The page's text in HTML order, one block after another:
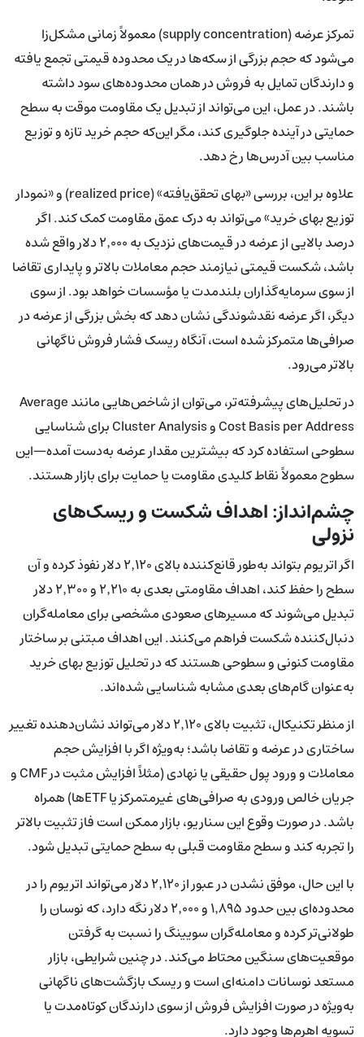
تمرکز عرضه (supply concentration) معمولاً زمانی مشکل‌زا
می‌شود که حجم بزرگی از سکه‌ها در یک محدوده قیمتی تجمع یافته
و دارندگان تمایل به فروش در همان محدوده‌های سود داشته
باشند. در عمل، این می‌تواند از تبدیل یک مقاومت موقت به سطح
حمایتی در آینده جلوگیری کند، مگر این‌که حجم خرید تازه و توزیع
مناسب بین آدرس‌ها رخ دهد.
علاوه بر این، بررسی «بهای تحقق‌یافته» (realized price) و «نمودار
توزیع بهای خرید» می‌تواند به درک عمق مقاومت کمک کند. اگر
درصد بالایی از عرضه در قیمت‌های نزدیک به ۲٬۰۰۰ دلار واقع شده
باشد، شکست قیمتی نیازمند حجم معاملات بالاتر و پایداری تقاضا
از سوی سرمایه‌گذاران بلندمدت یا مؤسسات خواهد بود. از سوی
دیگر، اگر عرضه نقدشوندگی نشان دهد که بخش بزرگی از عرضه در
صرافی‌ها متمرکز شده است، آنگاه ریسک فشار فروش ناگهانی
بالاتر می‌رود.
در تحلیل‌های پیشرفته‌تر، می‌توان از شاخص‌هایی مانند Average
Cost Basis per Address و Cluster Analysis برای شناسایی
سطوحی استفاده کرد که بیشترین مقدار عرضه به‌دست آمده—این
سطوح معمولاً نقاط کلیدی مقاومت یا حمایت برای بازار هستند.
چشم‌انداز: اهداف شکست و ریسک‌های
نزولی
اگر اتریوم بتواند به‌طور قانع‌کننده بالای ۲٬۱۲۰ دلار نفوذ کرده و آن
سطح را حفظ کند، اهداف مقاومتی بعدی به ۲٬۲۱۰ و ۲٬۳۰۰ دلار
تبدیل می‌شوند که مسیرهای صعودی مشخصی برای معامله‌گران
دنبال‌کننده شکست فراهم می‌کنند. این اهداف مبتنی بر ساختار
مقاومت کنونی و سطوحی هستند که در تحلیل توزیع بهای خرید
به‌عنوان گام‌های بعدی مشابه شناسایی شده‌اند.
از منظر تکنیکال، تثبیت بالای ۲٬۱۲۰ دلار می‌تواند نشان‌دهنده تغییر
ساختاری در عرضه و تقاضا باشد؛ به‌ویژه اگر با افزایش حجم
معاملات و ورود پول حقیقی یا نهادی (مثلاً افزایش مثبت در CMF و
جریان خالص ورودی به صرافی‌های غیرمتمرکز یا ETFها) همراه
باشد. در صورت وقوع این سناریو، بازار ممکن است فاز تثبیت بالاتر
را تجربه کند و سطح مقاومت قبلی به سطح حمایتی تبدیل شود.
با این حال، موفق نشدن در عبور از ۲٬۱۲۰ دلار می‌تواند اتریوم را در
محدوده‌ای بین حدود ۱٬۸۹۵ و ۲٬۰۰۰ دلار نگه دارد، که نوسان را
طولانی‌تر کرده و معامله‌گران سویینگ را نسبت به گرفتن
موقعیت‌های سنگین محتاط می‌کند. در چنین شرایطی، بازار
مستعد نوسانات دامنه‌ای است و ریسک بازگشت‌های ناگهانی
به‌ویژه در صورت افزایش فروش از سوی دارندگان کوتاه‌مدت یا
تسویه اهرم‌ها وجود دارد.